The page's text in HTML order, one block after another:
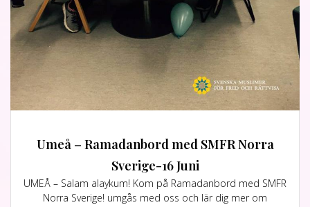
Umeå – Ramadanbord med SMFR Norra
Sverige-16 Juni
UMEÅ – Salam alaykum! Kom på Ramadanbord med SMFR
Norra Sverige! umgås med oss och lär dig mer om